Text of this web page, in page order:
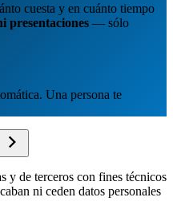
cuesta y en cuánto tiempo
presentaciones — sólo
Una persona te
y de terceros con fines técnicos
ni ceden datos personales